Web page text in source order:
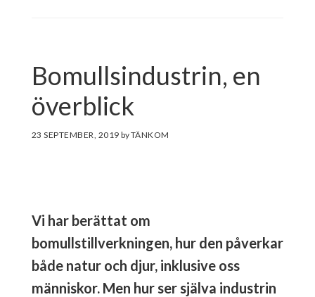
Bomullsindustrin, en
överblick
23 SEPTEMBER, 2019 by
Vi har berättat om
bomullstillverkningen, hur den påverkar
både natur och djur, inklusive oss
människor. Men hur ser själva industrin